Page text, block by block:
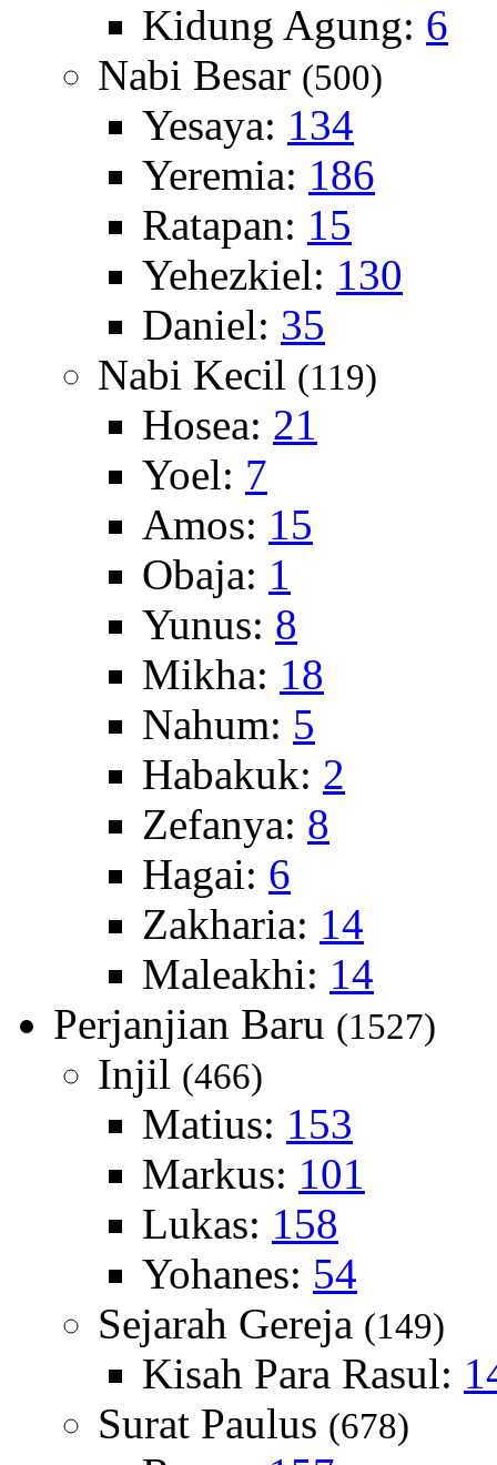
Kidung Agung: 6
Nabi Besar (500)
Yesaya: 134
Yeremia: 186
Ratapan: 15
Yehezkiel: 130
Daniel: 35
Nabi Kecil (119)
Hosea: 21
Yoel: 7
Amos: 15
Obaja: 1
Yunus: 8
Mikha: 18
Nahum: 5
Habakuk: 2
Zefanya: 8
Hagai: 6
Zakharia: 14
Maleakhi: 14
Perjanjian Baru (1527)
Injil (466)
Matius: 153
Markus: 101
Lukas: 158
Yohanes: 54
Sejarah Gereja (149)
Kisah Para Rasul:
Surat Paulus (678)